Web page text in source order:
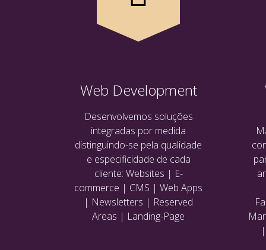
Web Development
Desenvolvemos soluções
integradas por medida
distinguindo-se pela qualidade
e especificidade de cada
cliente: Websites | E-
commerce | CMS | Web Apps
| Newsletters | Reserved
Areas | Landing-Page